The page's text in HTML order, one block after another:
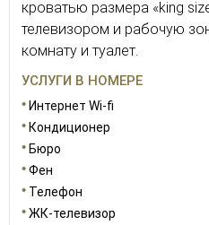
кроватью размера «king
телевизором и рабочую
комнату и туалет.
УСЛУГИ В НОМЕРЕ
Интернет Wi-fi
Кондиционер
Бюро
Фен
Телефон
ЖК-телевизор